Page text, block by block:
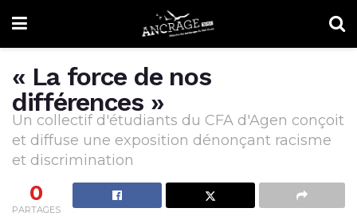
« La force de nos
différences »
Un collectif d'étudiants du CFA d'Agen conçoit
et diffuse une exposition dénonçant racisme
et discrimination
0
PARTAGES